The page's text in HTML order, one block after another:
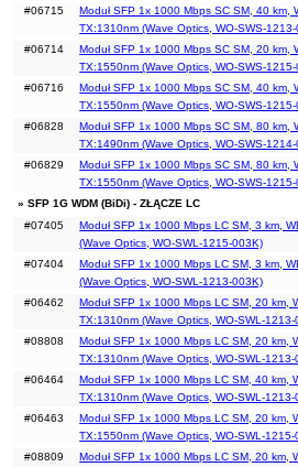
#06715
Moduł SFP 1x 1000 Mbps SC SM, 40 km,
TX:1310nm (Wave Optics, WO-SWS-
#06714
Moduł SFP 1x 1000 Mbps SC SM, 20 km,
TX:1550nm (Wave Optics, WO-SWS-
#06716
Moduł SFP 1x 1000 Mbps SC SM, 40 km,
TX:1550nm (Wave Optics, WO-SWS-
#06828
Moduł SFP 1x 1000 Mbps SC SM, 80 km,
TX:1490nm (Wave Optics, WO-SWS-
#06829
Moduł SFP 1x 1000 Mbps SC SM, 80 km,
TX:1550nm (Wave Optics, WO-SWS-
» SFP 1G WDM (BiDi) - ZŁĄCZE LC
#07405
Moduł SFP 1x 1000 Mbps LC SM, 3 km,
(Wave Optics, WO-SWL-1215-003K)
#07404
Moduł SFP 1x 1000 Mbps LC SM, 3 km,
(Wave Optics, WO-SWL-1213-003K)
#06462
Moduł SFP 1x 1000 Mbps LC SM, 20 km,
TX:1310nm (Wave Optics, WO-SWL-1213-
#08808
Moduł SFP 1x 1000 Mbps LC SM, 20 km,
TX:1310nm (Wave Optics, WO-SWL-1213-
#06464
Moduł SFP 1x 1000 Mbps LC SM, 40 km,
TX:1310nm (Wave Optics, WO-SWL-1213-
#06463
Moduł SFP 1x 1000 Mbps LC SM, 20 km,
TX:1550nm (Wave Optics, WO-SWL-1215-
#08809
Moduł SFP 1x 1000 Mbps LC SM, 20 km,